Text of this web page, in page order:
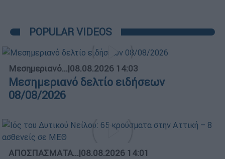
POPULAR VIDEOS
Μεσημεριανό...|08.08.2026 14:03
Μεσημεριανό δελτίο ειδήσεων
08/08/2026
ΑΠΟΣΠΑΣΜΑΤΑ...|08.08.2026 14:01